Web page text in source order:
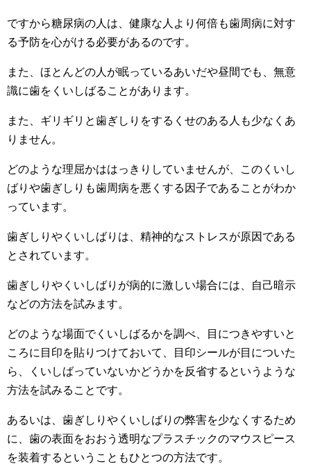
ですから糖尿病の人は、健康な人より何倍も歯周病に対す
る予防を心がける必要があるのです。
また、ほとんどの人が眠っているあいだや昼間でも、無意
識に歯をくいしばることがあります。
また、ギリギリと歯ぎしりをするくせのある人も少なくあ
りません。
どのような理屈かははっきりしていませんが、このくいし
ばりや歯ぎしりも歯周病を悪くする因子であることがわか
っています。
歯ぎしりやくいしばりは、精神的なストレスが原因である
とされています。
歯ぎしりやくいしばりが病的に激しい場合には、自己暗示
などの方法を試みます。
どのような場面でくいしばるかを調べ、目につきやすいと
ころに目印を貼りつけておいて、目印シールが目についた
ら、くいしばっていないかどうかを反省するというような
方法を試みることです。
あるいは、歯ぎしりやくいしばりの弊害を少なくするため
に、歯の表面をおおう透明なプラスチックのマウスピース
を装着するということもひとつの方法です。